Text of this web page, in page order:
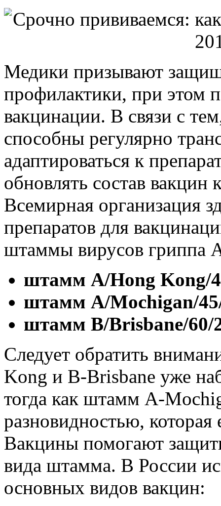
Медики призывают
профилактики, при этом
вакцинации. В связи с
способны регулярно
адаптироваться к
обновлять состав вакцин
Всемирная организация
препаратов для
штаммы вирусов гриппа
штамм А/Hong Kong/
штамм А/Mochigan/
штамм В/Brisbane/60/
Следует обратить
Kong и В-Brisbane уже
тогда как штамм А-
разновидностью,
Вакцины помогают
вида штамма. В России
основных видов вакцин: